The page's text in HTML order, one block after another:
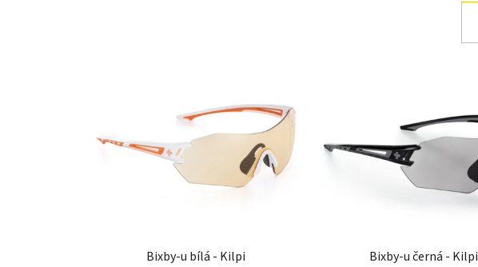
Bixby-u bílá - Kilpi Bixby-u černá - Kilpi